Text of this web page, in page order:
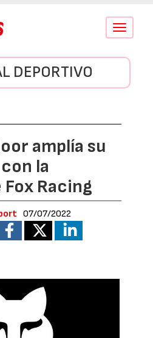
Conmutar
DEPORTIVO
amplía su
la
Racing
07/07/2022